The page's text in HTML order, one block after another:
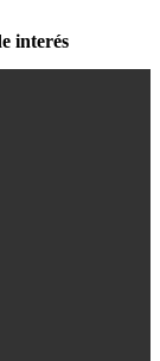
interés